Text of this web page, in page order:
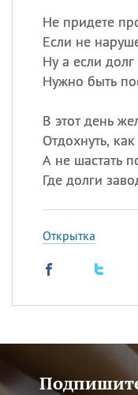
Не придете
Если не
Ну а если
Нужно быть
В этот день
Отдохнуть,
А не шастать
Где долги
Открытка